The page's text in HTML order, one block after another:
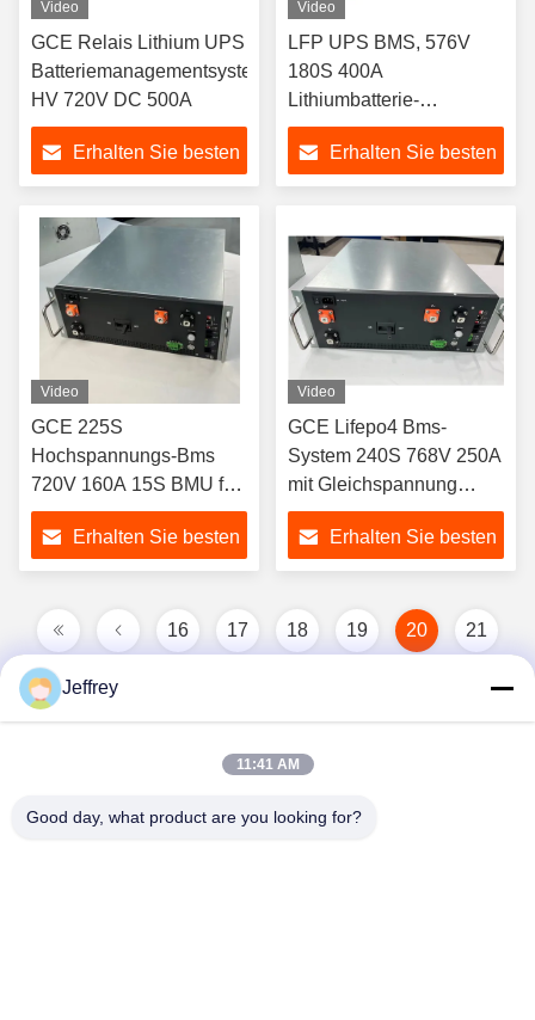
Video
GCE Relais Lithium UPS
Batteriemanagementsystem
HV 720V DC 500A
Erhalten Sie besten
Video
LFP UPS BMS, 576V
180S 400A
Lithiumbatterie-
Managementsystem
Erhalten Sie besten
Video
GCE 225S
Hochspannungs-Bms
720V 160A 15S BMU für
Energiespeicher-UPS
Erhalten Sie besten
Video
GCE Lifepo4 Bms-
System 240S 768V 250A
mit Gleichspannung
unter 1000V 15S BMU
Erhalten Sie besten
16 17 18 19 20 21
Jeffrey
11:41 AM
Good day, what product are you looking for?